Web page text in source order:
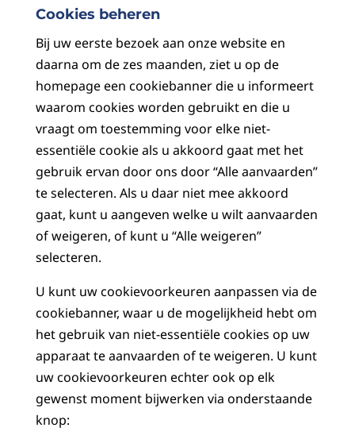
Cookies beheren
Bij uw eerste bezoek aan onze website en
daarna om de zes maanden, ziet u op de
homepage een cookiebanner die u informeert
waarom cookies worden gebruikt en die u
vraagt om toestemming voor elke niet-
essentiële cookie als u akkoord gaat met het
gebruik ervan door ons door “Alle aanvaarden”
te selecteren. Als u daar niet mee akkoord
gaat, kunt u aangeven welke u wilt aanvaarden
of weigeren, of kunt u “Alle weigeren”
selecteren.
U kunt uw cookievoorkeuren aanpassen via de
cookiebanner, waar u de mogelijkheid hebt om
het gebruik van niet-essentiële cookies op uw
apparaat te aanvaarden of te weigeren. U kunt
uw cookievoorkeuren echter ook op elk
gewenst moment bijwerken via onderstaande
knop: